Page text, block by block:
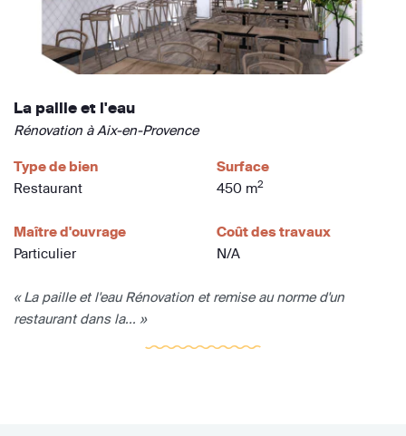
La paille et l'eau
Rénovation à Aix-en-Provence
Type de bien
Restaurant
Surface
450 m2
Maître d'ouvrage
Particulier
Coût des travaux
N/A
« La paille et l'eau Rénovation et remise au norme d'un
restaurant dans la... »